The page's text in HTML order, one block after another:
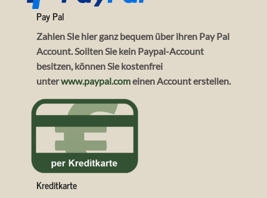
Pay Pal
Zahlen SIe hier ganz bequem über ihren Pay Pal
Account. Sollten Sie kein Paypal-Account
besitzen, können Sie kostenfrei
unterwww.paypal.comeinen Account erstellen.
Kreditkarte